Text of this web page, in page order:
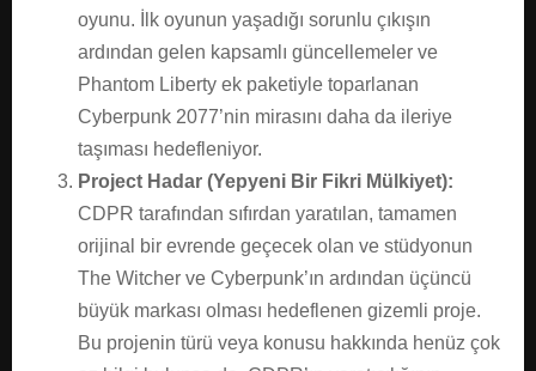
oyunu. İlk oyunun yaşadığı sorunlu çıkışın
ardından gelen kapsamlı güncellemeler ve
Phantom Liberty ek paketiyle toparlanan
Cyberpunk 2077’nin mirasını daha da ileriye
taşıması hedefleniyor.
Project Hadar (Yepyeni Bir Fikri Mülkiyet):
CDPR tarafından sıfırdan yaratılan, tamamen
orijinal bir evrende geçecek olan ve stüdyonun
The Witcher ve Cyberpunk’ın ardından üçüncü
büyük markası olması hedeflenen gizemli proje.
Bu projenin türü veya konusu hakkında henüz çok